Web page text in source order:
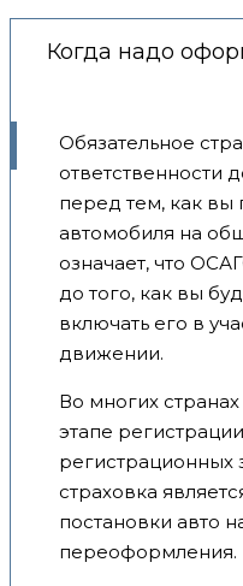
Когда надо
Обязательное
ответственности
перед тем, как вы
автомобиля на
означает, что
до того, как вы
включать его в
движении.
Во многих
этапе
регистрационных
страховка
постановки авто
переоформления.